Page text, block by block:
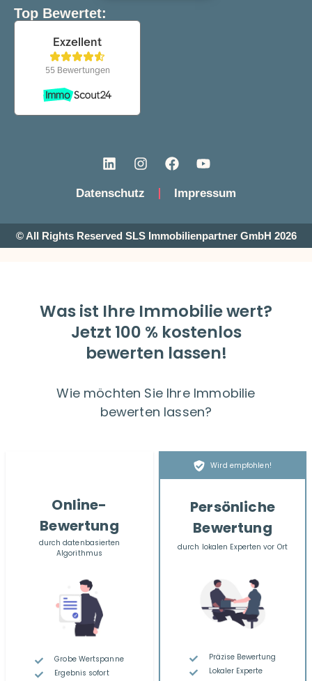
Top Bewertet:
Datenschutz Impressum
© All Rights Reserved SLS Immobilienpartner GmbH 2026